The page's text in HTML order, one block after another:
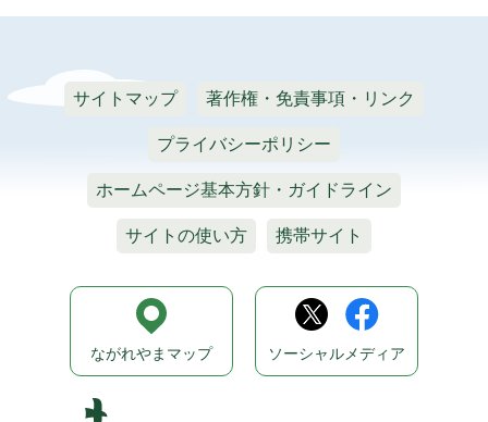
サイトマップ 著作権・免責事項・リンク
プライバシーポリシー
ホームページ基本方針・ガイドライン
サイトの使い方 携帯サイト
ながれやまマップ ソーシャルメディア